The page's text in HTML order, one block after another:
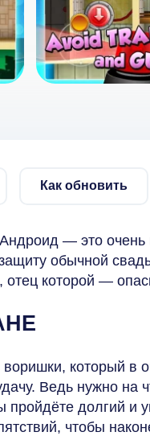
Как обновить
— это очень
обычной
отец которой —
который в
Ведь нужно на
долгий и
чтобы